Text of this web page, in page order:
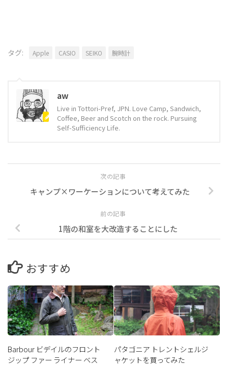
タグ: Apple CASIO SEIKO 腕時計
aw
Live in Tottori-Pref, JPN. Love Camp, Sandwich,
Coffee, Beer and Scotch on the rock. Pursuing
Self-Sufficiency Life.
次の記事
キャンプ×ワーケーションについて考えてみた
前の記事
1階の和室を大改造することにした
おすすめ
Barbour ビデイルのフロント
ジップ ファー ライナー ベス
パタゴニア トレントシェルジ
ャケットを買ってみた